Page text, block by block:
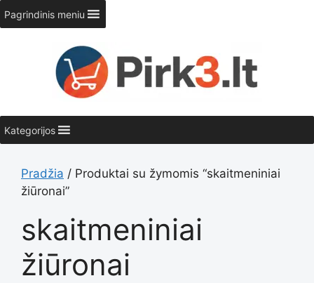
Pereiti
prie
turinio
Pagrindinis meniu
Kategorijos
Pradžia / Produktai su žymomis “skaitmeniniai
žiūronai”
skaitmeniniai
žiūronai